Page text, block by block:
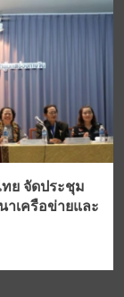
ย จัดประชุม
าเครือข่ายและ